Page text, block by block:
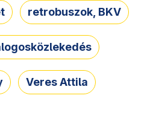
retrobuszok, BKV
Veres Attila